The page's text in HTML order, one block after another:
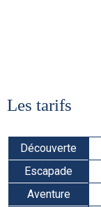
Les tarifs
Découverte
Escapade
Aventure